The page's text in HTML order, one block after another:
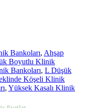
Bankoları, Ahşap
Boyutlu Klinik
Bankoları, L Düşük
Köşeli Klinik
, Yüksek Kasalı Klinik